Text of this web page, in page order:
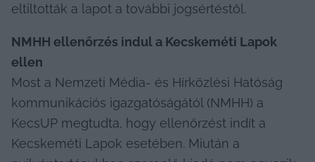
eltiltották a lapot a további jogsértéstől.
NMHH ellenőrzés indul a Kecskeméti Lapok
ellen
Most a Nemzeti Média- és Hírközlési Hatóság
kommunikációs igazgatóságától (NMHH) a
KecsUP megtudta, hogy ellenőrzést indít a
Kecskeméti Lapok esetében. Miután a